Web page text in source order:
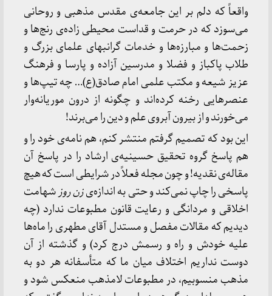
واقعاً که دلم بر این جامعه‌ی مقدس مذهبی و روحانی
می‌سوزد که در حرمت و قداست محیطی زاده‌ی رنج‌ها و
زحمت‌ها و مبارزه‌ها و خدمات گرانبهای علمای بزرگ و
طلاب پاکباز و فضلا و مدرسین آزاده و پارسا و فرهنگ
عزیز شیعه و مکتب علمی امام صادق(ع)… چه تیپ‌ها و
عنصرهایی رخنه کرده‌اند و چگونه از درون موریانه‌وار
می‌خورند و از بیرون آبروی علم و دین را می‌برند!
این بود که تصمیم گرفتم منتشر کنم، هم نامه‌ی خود را و
هم پاسخ گروه تحقیق حسینیه‌ی ارشاد را در پاسخ آن
مقاله‌ی نقدیه! و چون مجله فعلاً در شرایطی است که هیچ
پاسخی را چاپ نمی‌کند و حتی به اندازه‌یزن روزشهامت
اخلاقی و مردانگی و رعایت قانون مطبوعات ندارد (چه
دیدیم که مقالات مفصل و مستدل آقای مطهری را ماه‌ها
علیه خودش و راه و رسمش درج کرد) و گذشته از آن
دوست نداریم اختلاف میان ما که متأسفانه هر دو به
مذهب منسوبیم، در مطبوعات لامذهب منعکس شود و